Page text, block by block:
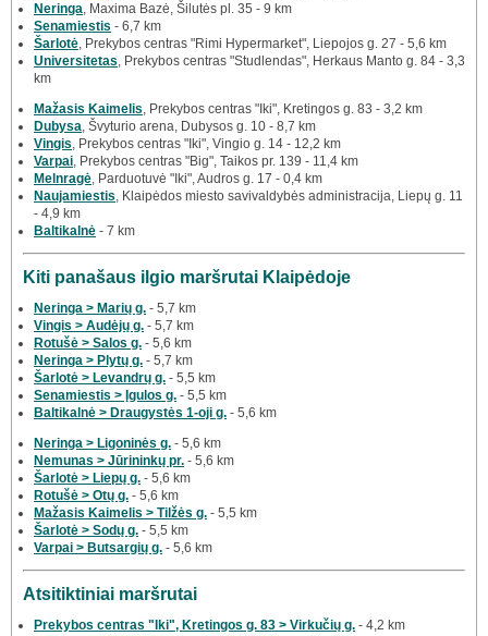
Neringa , Maxima Bazė, Šilutės pl. 35 - 9 km
Senamiestis - 6,7 km
Šarlotė , Prekybos centras "Rimi Hypermarket", Liepojos g. 27 - 5,6 km
Universitetas , Prekybos centras "Studlendas", Herkaus Manto g. 84 - 3,3
km
Mažasis Kaimelis , Prekybos centras "Iki", Kretingos g. 83 - 3,2 km
Dubysa , Švyturio arena, Dubysos g. 10 - 8,7 km
Vingis , Prekybos centras "Iki", Vingio g. 14 - 12,2 km
Varpai , Prekybos centras "Big", Taikos pr. 139 - 11,4 km
Melnragė , Parduotuvė "Iki", Audros g. 17 - 0,4 km
Naujamiestis , Klaipėdos miesto savivaldybės administracija, Liepų g. 11
- 4,9 km
Baltikalnė - 7 km
Kiti panašaus ilgio maršrutai Klaipėdoje
Neringa > Marių g. - 5,7 km
Vingis > Audėjų g. - 5,7 km
Rotušė > Salos g. - 5,6 km
Neringa > Plytų g. - 5,7 km
Šarlotė > Levandrų g. - 5,5 km
Senamiestis > Įgulos g. - 5,5 km
Baltikalnė > Draugystės 1-oji g. - 5,6 km
Neringa > Ligoninės g. - 5,6 km
Nemunas > Jūrininkų pr. - 5,6 km
Šarlotė > Liepų g. - 5,6 km
Rotušė > Otų g. - 5,6 km
Mažasis Kaimelis > Tilžės g. - 5,5 km
Šarlotė > Sodų g. - 5,5 km
Varpai > Butsargių g. - 5,6 km
Atsitiktiniai maršrutai
Prekybos centras "Iki", Kretingos g. 83 > Virkučių g. - 4,2 km